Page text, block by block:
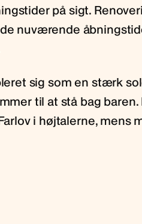
på sigt.
nuværende
sig som en stærk
til at stå bag
i højtalerne, mens